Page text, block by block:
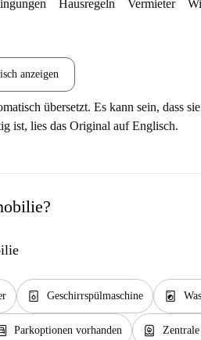
Hausregeln Vermieter
anzeigen
übersetzt. Es kann sein, dass
ist, lies das Original auf Englisch.
dishwasher_gen Geschirrspülmaschine local_laundry_service
Parkoptionen vorhanden water_heater